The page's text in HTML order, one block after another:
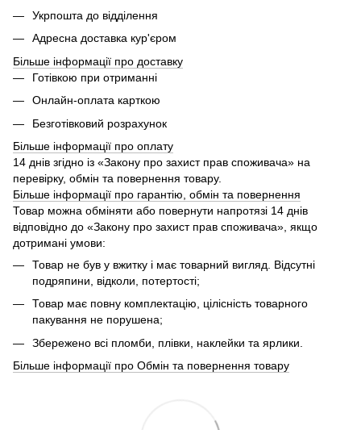
Укрпошта до відділення
Адресна доставка кур'єром
Більше інформації про доставку
Готівкою при отриманні
Онлайн-оплата карткою
Безготівковий розрахунок
Більше інформації про оплату
14 днів згідно із «Закону про захист прав споживача» на
перевірку, обмін та повернення товару.
Більше інформації про гарантію, обмін та повернення
Товар можна обміняти або повернути напротязі 14 днів
відповідно до «Закону про захист прав споживача», якщо
дотримані умови:
Товар не був у вжитку і має товарний вигляд. Відсутні
подряпини, відколи, потертості;
Товар має повну комплектацію, цілісність товарного
пакування не порушена;
Збережено всі пломби, плівки, наклейки та ярлики.
Більше інформації про Обмін та повернення товару